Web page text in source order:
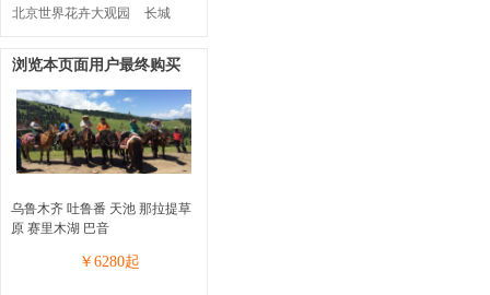
北京世界花卉大观园 长城
浏览本页面用户最终购买
乌鲁木齐 吐鲁番 天池 那拉提草
原 赛里木湖 巴音
￥ 6280起